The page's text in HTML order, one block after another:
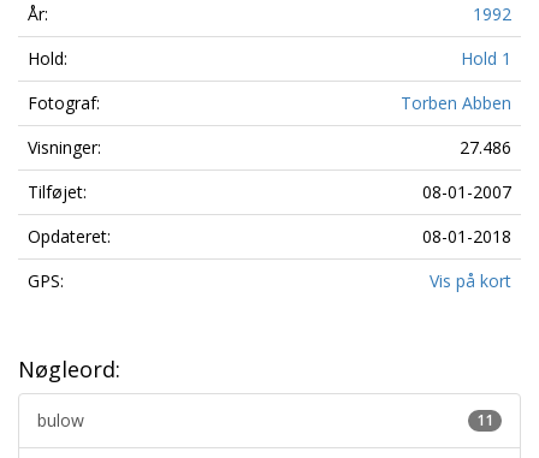
År:
1992
Hold:
Hold 1
Fotograf:
Torben Abben
Visninger:
27.486
Tilføjet:
08-01-2007
Opdateret:
08-01-2018
GPS:
Vis på kort
Nøgleord:
11
bulow